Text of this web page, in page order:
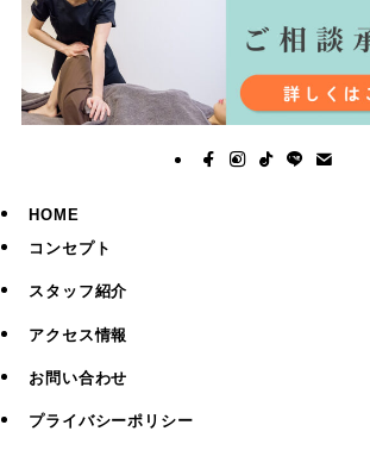
HOME
コンセプト
スタッフ紹介
アクセス情報
お問い合わせ
プライバシーポリシー